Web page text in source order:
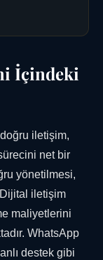
İçindeki
iletişim,
net bir
yönetilmesi,
iletişim
maliyetlerini
WhatsApp
destek gibi